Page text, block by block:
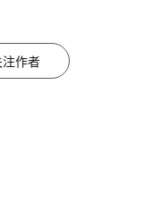
注作者